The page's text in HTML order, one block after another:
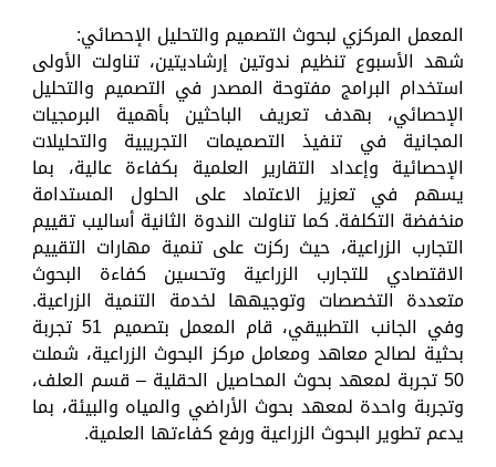
المعمل المركزي لبحوث التصميم والتحليل الإحصائي:
شهد الأسبوع تنظيم ندوتين إرشاديتين، تناولت الأولى
استخدام البرامج مفتوحة المصدر في التصميم والتحليل
الإحصائي، بهدف تعريف الباحثين بأهمية البرمجيات
المجانية في تنفيذ التصميمات التجريبية والتحليلات
الإحصائية وإعداد التقارير العلمية بكفاءة عالية، بما
يسهم في تعزيز الاعتماد على الحلول المستدامة
منخفضة التكلفة. كما تناولت الندوة الثانية أساليب تقييم
التجارب الزراعية، حيث ركزت على تنمية مهارات التقييم
الاقتصادي للتجارب الزراعية وتحسين كفاءة البحوث
متعددة التخصصات وتوجيهها لخدمة التنمية الزراعية.
وفي الجانب التطبيقي، قام المعمل بتصميم 51 تجربة
بحثية لصالح معاهد ومعامل مركز البحوث الزراعية، شملت
50 تجربة لمعهد بحوث المحاصيل الحقلية – قسم العلف،
وتجربة واحدة لمعهد بحوث الأراضي والمياه والبيئة، بما
يدعم تطوير البحوث الزراعية ورفع كفاءتها العلمية.